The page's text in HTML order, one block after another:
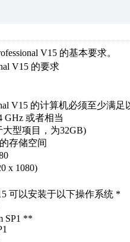
V15 的基本要求。
V15 的要求
V15 的计算机必须至少满
GHz 或者相当
型项目，为32GB)
存储空间
x 1080)
可以安装于以下操作系统 *
SP1 **